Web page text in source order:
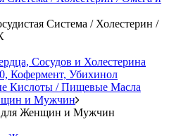
Система / Холестерин /
Сосудов и Холестерина
Кофермент, Убихинол
Кислоты / Пищевые Масла
и Мужчин
для Женщин и Мужчин